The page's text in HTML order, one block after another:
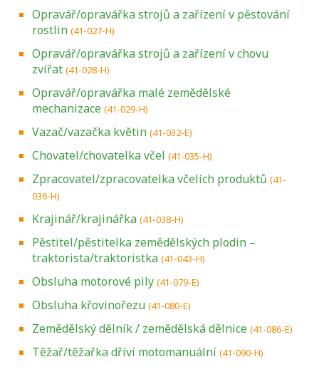
Opravář/opravářka strojů a zařízení v pěstování
rostlin (41-027-H)
Opravář/opravářka strojů a zařízení v chovu
zvířat (41-028-H)
Opravář/opravářka malé zemědělské
mechanizace (41-029-H)
Vazač/vazačka květin (41-032-E)
Chovatel/chovatelka včel (41-035-H)
Zpracovatel/zpracovatelka včelích produktů (41-
036-H)
Krajinář/krajinářka (41-038-H)
Pěstitel/pěstitelka zemědělských plodin –
traktorista/traktoristka (41-043-H)
Obsluha motorové pily (41-079-E)
Obsluha křovinořezu (41-080-E)
Zemědělský dělník / zemědělská dělnice (41-086-E)
Těžař/těžařka dříví motomanuální (41-090-H)
Projděte si seznam profesních kvalifikací.